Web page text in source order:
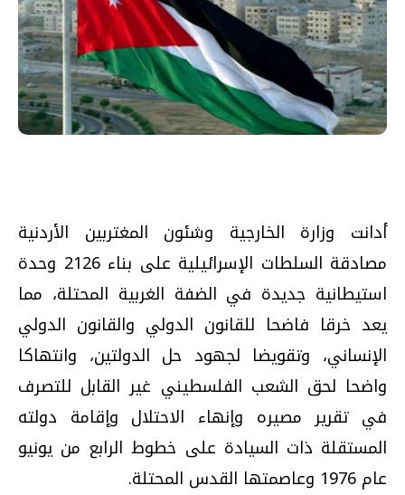
أدانت وزارة الخارجية وشئون المغتربين الأردنية
مصادقة السلطات الإسرائيلية على بناء 2126 وحدة
استيطانية جديدة في الضفة الغربية المحتلة، مما
يعد خرقا فاضحا للقانون الدولي والقانون الدولي
الإنساني، وتقويضا لجهود حل الدولتين، وانتهاكا
واضحا لحق الشعب الفلسطيني غير القابل للتصرف
في تقرير مصيره وإنهاء الاحتلال وإقامة دولته
المستقلة ذات السيادة على خطوط الرابع من يونيو
عام 1976 وعاصمتها القدس المحتلة.